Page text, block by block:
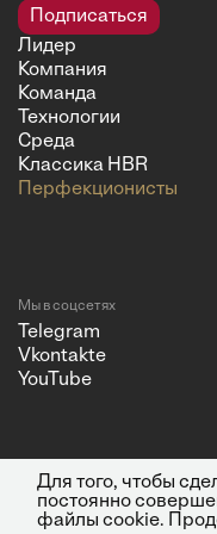
Подписаться
Лидер
Компания
Команда
Технологии
Среда
Классика HBR
Перфекционисты
Мы в соцсетях
Telegram
Vkontakte
YouTube
Политика
Для того, чтобы
постоянно
файлы cookie.